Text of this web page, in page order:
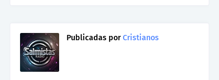
Publicadas porCristianos